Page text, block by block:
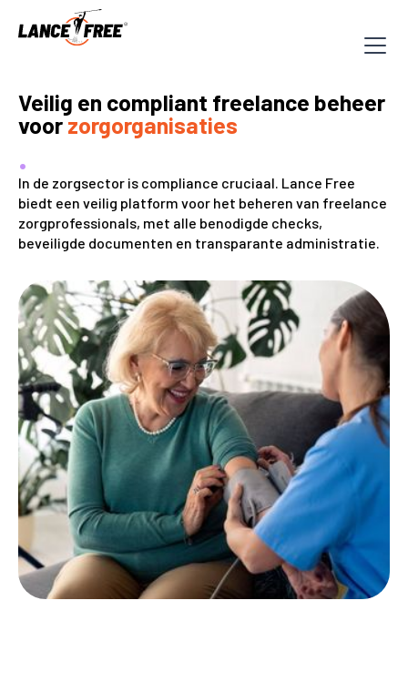
Veilig en compliant freelance beheer
voorzorgorganisaties
.
In de zorgsector is compliance cruciaal. Lance Free
biedt een veilig platform voor het beheren van freelance
zorgprofessionals, met alle benodigde checks,
beveiligde documenten en transparante administratie.